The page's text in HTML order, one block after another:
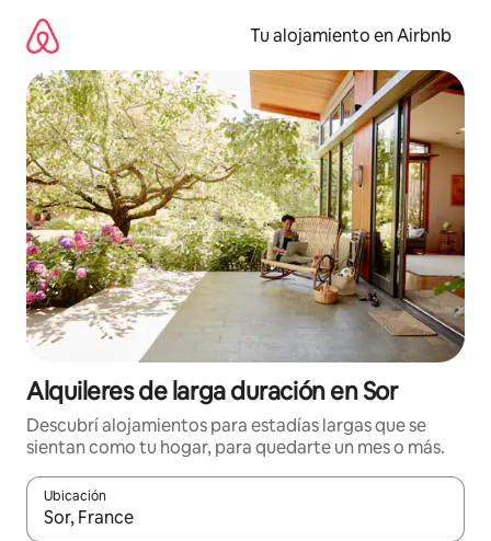
contenido
Tu alojamiento en Airbnb
Alquileres de larga duración en Sor
Descubrí alojamientos para estadías largas que se
sientan como tu hogar, para quedarte un mes o más.
Ubicación
Cuando los resultados estén disponibles, navegá con las